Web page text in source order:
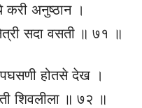
अनुष्ठान ।
सदा वसती ॥ ७१ ॥
होतसे देख ।
शिवलीला ॥ ७२ ॥